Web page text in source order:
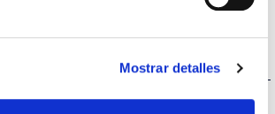
Mostrar detalles
12019lm